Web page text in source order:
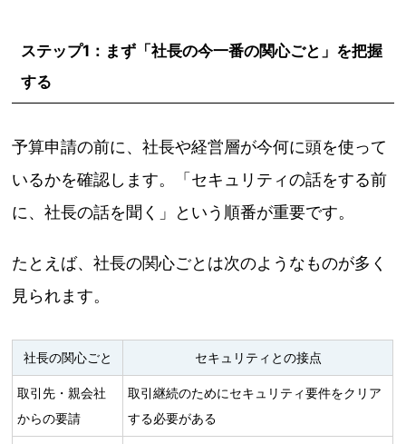
ステップ1：まず「社長の今一番の関心ごと」を把握
する
予算申請の前に、社長や経営層が今何に頭を使って
いるかを確認します。「セキュリティの話をする前
に、社長の話を聞く」という順番が重要です。
たとえば、社長の関心ごとは次のようなものが多く
見られます。
社長の関心ごと セキュリティとの接点
取引先・親会社
からの要請
取引継続のためにセキュリティ要件をクリア
する必要がある